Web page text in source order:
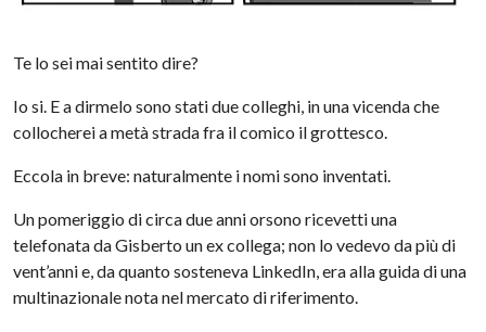
Te lo sei mai sentito dire?
Io si. E a dirmelo sono stati due colleghi, in una vicenda che
collocherei a metà strada fra il comico il grottesco.
Eccola in breve: naturalmente i nomi sono inventati.
Un pomeriggio di circa due anni orsono ricevetti una
telefonata da Gisberto un ex collega; non lo vedevo da più di
vent’anni e, da quanto sosteneva LinkedIn, era alla guida di una
multinazionale nota nel mercato di riferimento.